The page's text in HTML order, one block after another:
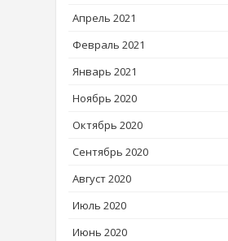
Апрель 2021
Февраль 2021
Январь 2021
Ноябрь 2020
Октябрь 2020
Сентябрь 2020
Август 2020
Июль 2020
Июнь 2020